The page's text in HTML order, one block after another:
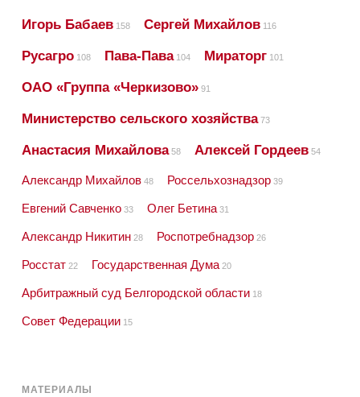
Игорь Бабаев 158 Сергей Михайлов 116
Русагро 108 Пава-Пава104 Мираторг 101
ОАО «Группа «Черкизово» 91
Министерство сельского хозяйства73
Анастасия Михайлова58 Алексей Гордеев 54
Александр Михайлов 48 Россельхознадзор 39
Евгений Савченко 33 Олег Бетина 31
Александр Никитин 28 Роспотребнадзор 26
Росстат 22 Государственная Дума 20
Арбитражный суд Белгородской области 18
Совет Федерации 15
МАТЕРИАЛЫ